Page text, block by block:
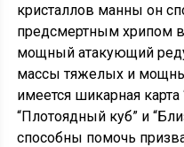
кристаллов манны он
предсмертным хрипом
мощный атакующий
массы тяжелых и
имеется шикарная
“Плотоядный куб” и
способны помочь